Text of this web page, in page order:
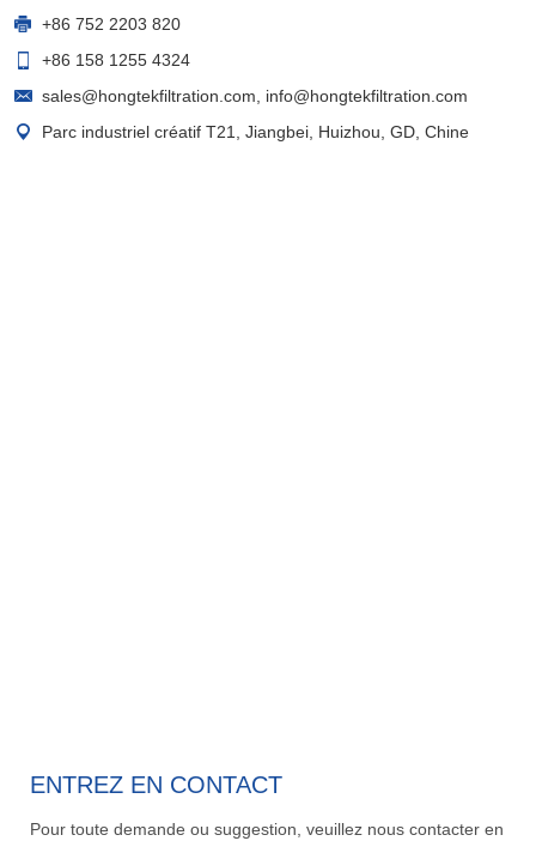
+86 752 2203 820
+86 158 1255 4324
sales@hongtekfiltration.com, info@hongtekfiltration.com
Parc industriel créatif T21, Jiangbei, Huizhou, GD, Chine
ENTREZ EN CONTACT
Pour toute demande ou suggestion, veuillez nous contacter en